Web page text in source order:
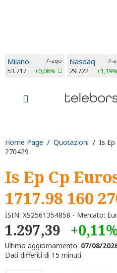
Milano 7-ago
53.717 +0,06%
Nasdaq 7-
29.722 +1,19%
Home Page / Quotazioni / Is Ep
270429
Is Ep Cp
1717.98 160
ISIN: XS2561354858 - Mercato:
1.297,39
Ultimo aggiornamento: 07/08/
Dati differiti di 15 minuti.